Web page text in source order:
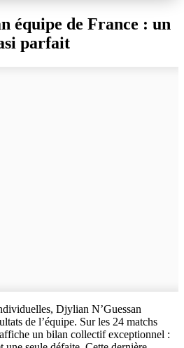
équipe de France : un
parfait
Djylian N’Guessan
de l’équipe. Sur les 24 matchs
un bilan collectif exceptionnel :